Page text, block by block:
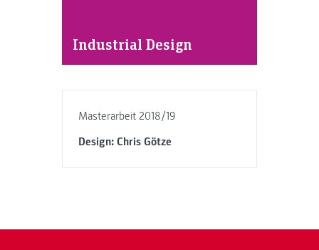
Industrial Design
Masterarbeit 2018/19
Design: Chris Götze